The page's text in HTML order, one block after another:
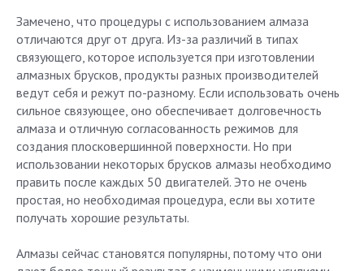
Замечено, что процедуры с использованием алмаза
отличаются друг от друга. Из-за различий в типах
связующего, которое используется при изготовлении
алмазных брусков, продукты разных производителей
ведут себя и режут по-разному. Если использовать очень
сильное связующее, оно обеспечивает долговечность
алмаза и отличную согласованность режимов для
создания плосковершинной поверхности. Но при
использовании некоторых брусков алмазы необходимо
править после каждых 50 двигателей. Это не очень
простая, но необходимая процедура, если вы хотите
получать хорошие результаты.
Алмазы сейчас становятся популярны, потому что они